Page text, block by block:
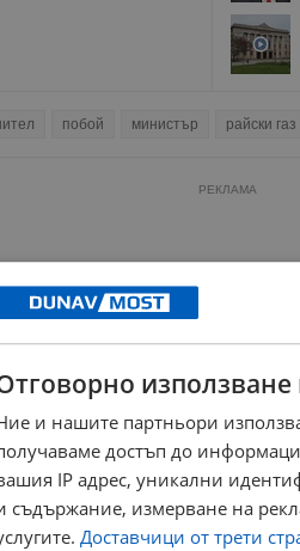
побой министър райски газ
РЕКЛАМА
и нашите партньори
достъп до
IP адрес, уникални
съдържание, измерване на
Доставчици от трети